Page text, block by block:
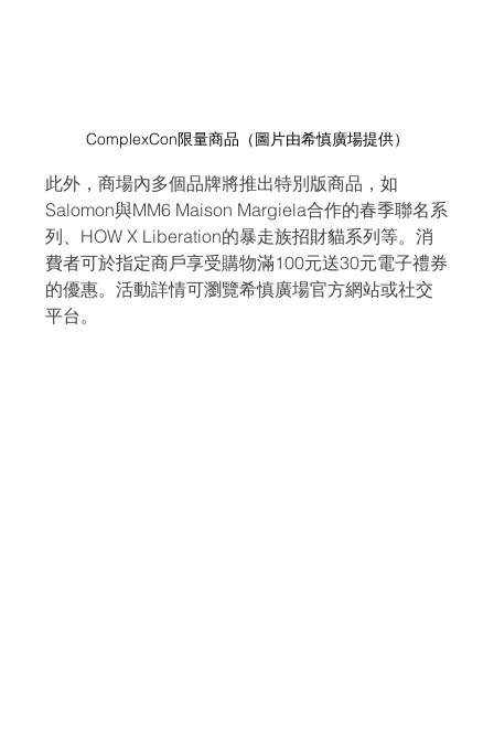
ComplexCon限量商品（圖片由希慎廣場提供）
此外，商場內多個品牌將推出特別版商品，如
Salomon與MM6 Maison Margiela合作的春季聯名系
列、HOW X Liberation的暴走族招財貓系列等。消
費者可於指定商戶享受購物滿100元送30元電子禮券
的優惠。活動詳情可瀏覽希慎廣場官方網站或社交
平台。